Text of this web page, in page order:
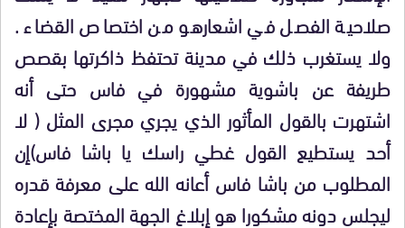
صلاحية الفصل في اشعارهو من اختصاص القضاء .
ولا يستغرب ذلك في مدينة تحتفظ ذاكرتها بقصص
طريفة عن باشوية مشهورة في فاس حتى أنه
اشتهرت بالقول المأثور الذي يجري مجرى المثل ( لا
أحد يستطيع القول غطي راسك يا باشا فاس)إن
المطلوب من باشا فاس أعانه الله على معرفة قدره
ليجلس دونه مشكورا هو إبلاغ الجهة المختصة بإعادة